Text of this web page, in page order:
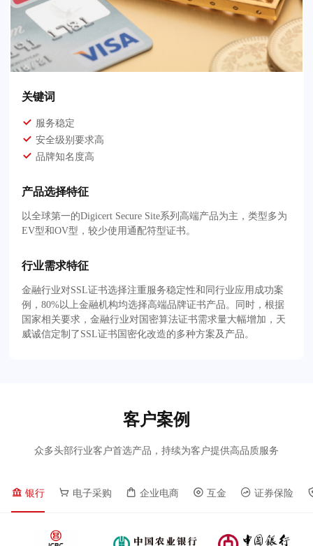
关键词
服务稳定
安全级别要求高
品牌知名度高
产品选择特征
以全球第一的Digicert Secure Site系列高端产品为主，类型多为
EV型和OV型，较少使用通配符型证书。
行业需求特征
金融行业对SSL证书选择注重服务稳定性和同行业应用成功案
例，80%以上金融机构均选择高端品牌证书产品。同时，根据
国家相关要求，金融行业对国密算法证书需求量大幅增加，天
威诚信定制了SSL证书国密化改造的多种方案及产品。
客户案例
众多头部行业客户首选产品，持续为客户提供高品质服务
银行 电子采购 企业电商 互金 证券保险